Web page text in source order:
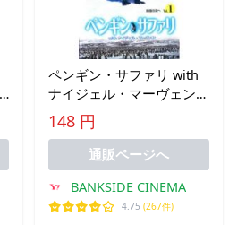
ペンギン・サファリ with
ナイジェル・マーヴェン
vol.1 中古 DVD
148 円
通販ページへ
BANKSIDE CINEMA
4.75 (267件)